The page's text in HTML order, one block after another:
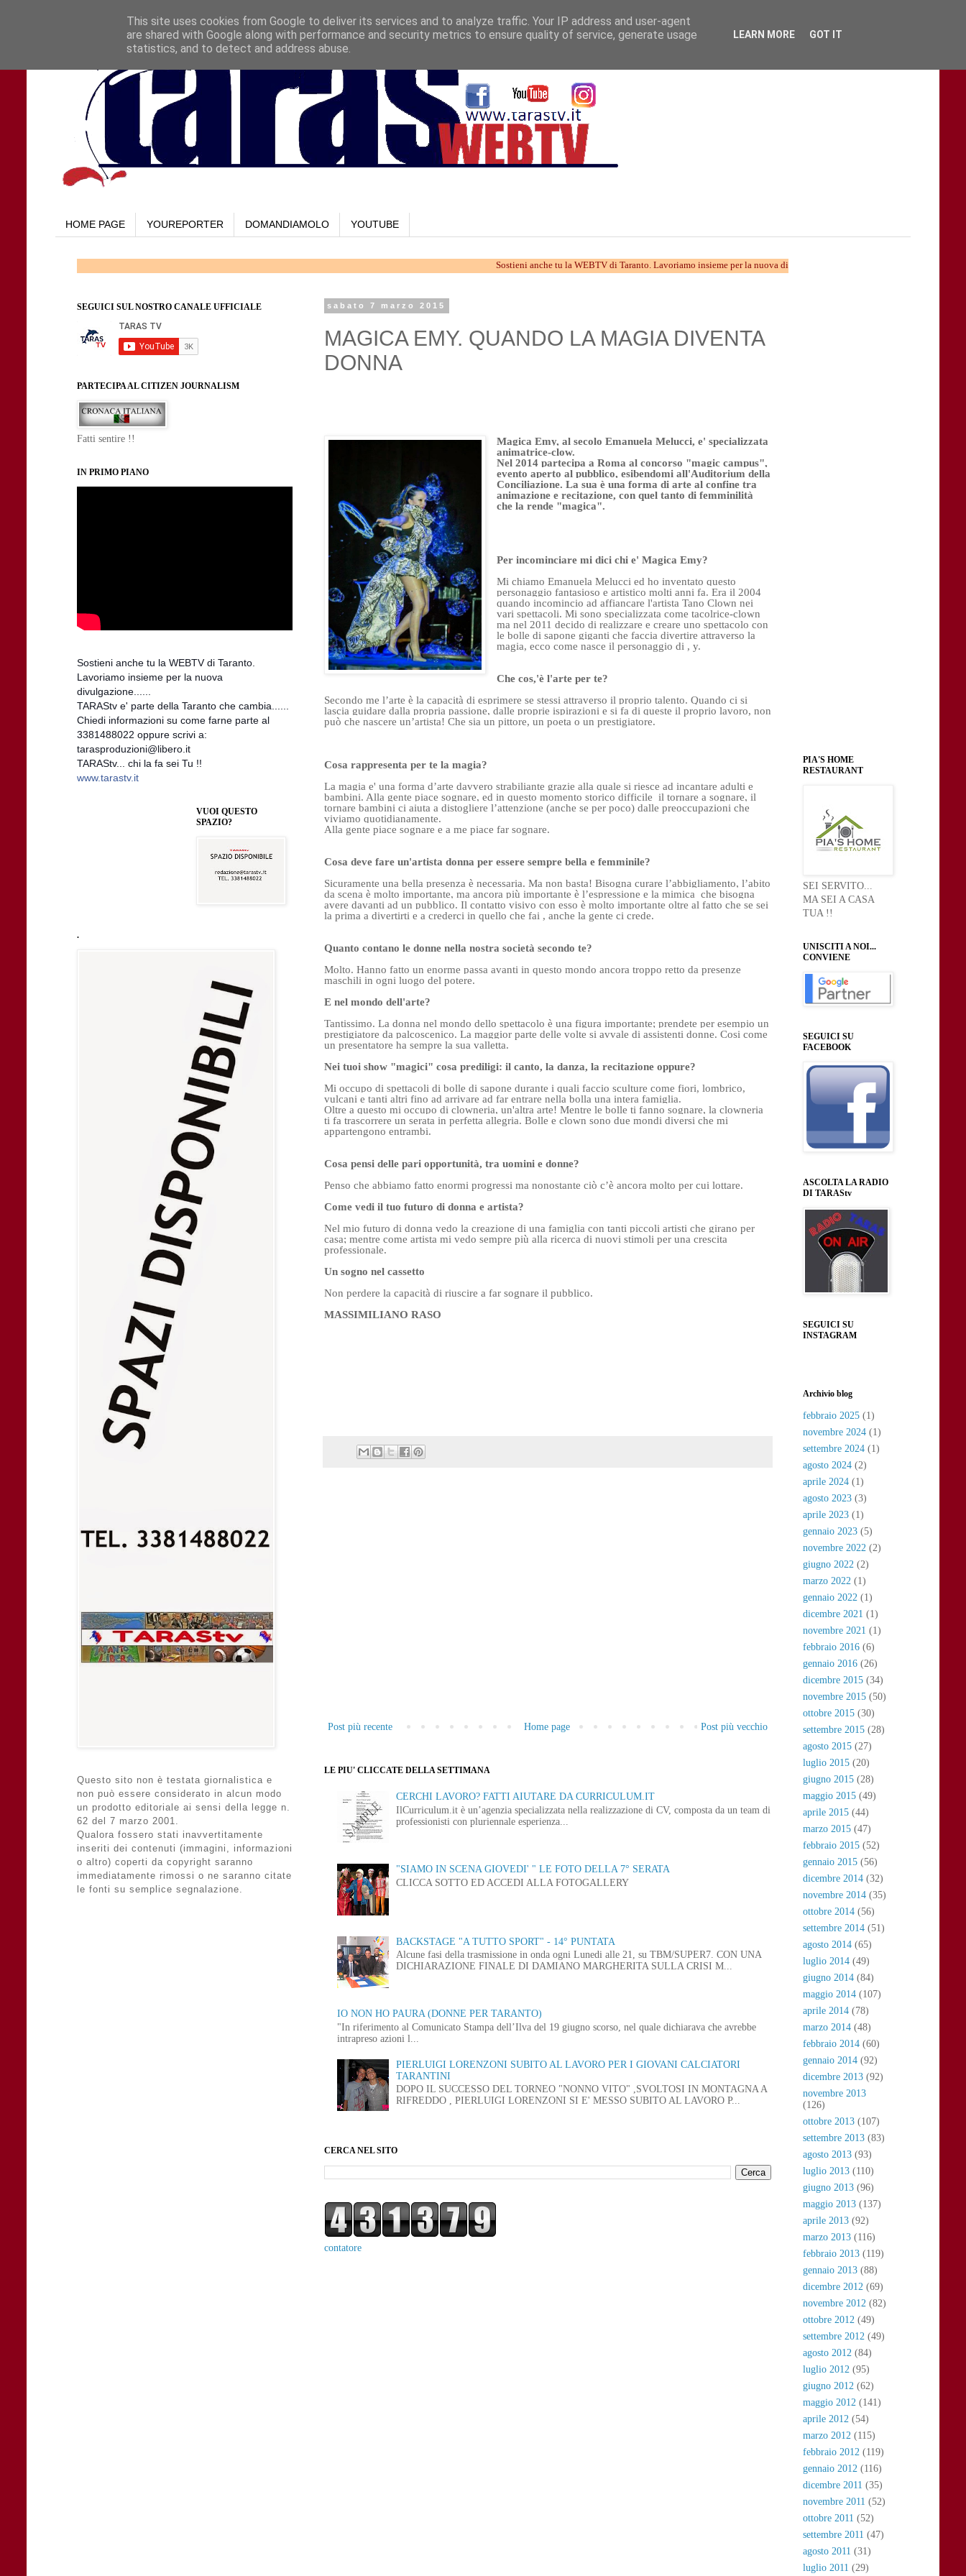
HOME PAGE YOUREPORTER DOMANDIAMOLO YOUTUBE
Sostieni anche tu la WEBTV di Taranto. Lavoriamo insieme per la nuova divulgazione...... TARAStv e' parte della Taranto
sabato 7 marzo 2015
MAGICA EMY. QUANDO LA MAGIA DIVENTA
DONNA
Magica Emy, al secolo Emanuela Melucci, e' specializzata
animatrice-clow.
Nel 2014 partecipa a Roma al concorso "magic campus",
evento aperto al pubblico, esibendomi all'Auditorium della
Conciliazione. La sua è una forma di arte al confine tra
animazione e recitazione, con quel tanto di femminilità
che la rende "magica".
Per incominciare mi dici chi e' Magica Emy?
Mi chiamo Emanuela Melucci ed ho inventato questo
personaggio fantasioso e artistico molti anni fa. Era il 2004
quando incomincio ad affiancare l'artista Tano Clown nei
vari spettacoli. Mi sono specializzata come tacolrice-clown
ma nel 2011 decido di realizzare e creare uno spettacolo con
le bolle di sapone giganti che faccia divertire attraverso la
magia, ecco come nasce il personaggio di , y.
Che cos,'è l'arte per te?
Secondo me l’arte è la capacità di esprimere se stessi attraverso il proprio talento. Quando ci si
lascia guidare dalla propria passione, dalle proprie ispirazioni e si fa di queste il proprio lavoro, non
può che nascere un’artista! Che sia un pittore, un poeta o un prestigiatore.
Cosa rappresenta per te la magia?
La magia e' una forma d’arte davvero strabiliante grazie alla quale si riesce ad incantare adulti e
bambini. Alla gente piace sognare, ed in questo momento storico difficile  il tornare a sognare, il
tornare bambini ci aiuta a distogliere l’attenzione (anche se per poco) dalle preoccupazioni che
viviamo quotidianamente.
Alla gente piace sognare e a me piace far sognare.
Cosa deve fare un'artista donna per essere sempre bella e femminile?
Sicuramente una bella presenza è necessaria. Ma non basta! Bisogna curare l’abbigliamento, l’abito
da scena è molto importante, ma ancora più importante è l’espressione e la mimica  che bisogna
avere davanti ad un pubblico. Il contatto visivo con esso è molto importante oltre al fatto che se sei
la prima a divertirti e a crederci in quello che fai , anche la gente ci crede.
Molto. Hanno fatto un enorme passa avanti in questo mondo ancora troppo retto da presenze
maschili in ogni luogo del potere.
E nel mondo dell'arte?
Tantissimo. La donna nel mondo dello spettacolo è una figura importante; prendete per esempio un
prestigiatore da palcoscenico. La maggior parte delle volte si avvale di assistenti donne. Cosi come
un presentatore ha sempre la sua valletta.
Nei tuoi show "magici" cosa prediligi: il canto, la danza, la recitazione oppure?
Mi occupo di spettacoli di bolle di sapone durante i quali faccio sculture come fiori, lombrico,
vulcani e tanti altri fino ad arrivare ad far entrare nella bolla una intera famiglia.
Oltre a questo mi occupo di clowneria, un'altra arte! Mentre le bolle ti fanno sognare, la clowneria
ti fa trascorrere un serata in perfetta allegria. Bolle e clown sono due mondi diversi che mi
appartengono entrambi.
Cosa pensi delle pari opportunità, tra uomini e donne?
Penso che abbiamo fatto enormi progressi ma nonostante ciò c’è ancora molto per cui lottare.
Come vedi il tuo futuro di donna e artista?
Nel mio futuro di donna vedo la creazione di una famiglia con tanti piccoli artisti che girano per
casa; mentre come artista mi vedo sempre più alla ricerca di nuovi stimoli per una crescita
professionale.
Un sogno nel cassetto
Non perdere la capacità di riuscire a far sognare il pubblico.
MASSIMILIANO RASO
Post più recente Post più vecchio
Home page
LE PIU' CLICCATE DELLA SETTIMANA
CERCHI LAVORO? FATTI AIUTARE DA CURRICULUM.IT
IlCurriculum.it è un’agenzia specializzata nella realizzazione di CV, composta da un team di
professionisti con pluriennale esperienza...
"SIAMO IN SCENA GIOVEDI' " LE FOTO DELLA 7° SERATA
CLICCA SOTTO ED ACCEDI ALLA FOTOGALLERY
BACKSTAGE "A TUTTO SPORT" - 14° PUNTATA
Alcune fasi della trasmissione in onda ogni Lunedi alle 21, su TBM/SUPER7. CON UNA
DICHIARAZIONE FINALE DI DAMIANO MARGHERITA SULLA CRISI M...
IO NON HO PAURA (DONNE PER TARANTO)
"In riferimento al Comunicato Stampa dell’Ilva del 19 giugno scorso, nel quale dichiarava che avrebbe
intrapreso azioni l...
PIERLUIGI LORENZONI SUBITO AL LAVORO PER I GIOVANI CALCIATORI
TARANTINI
DOPO IL SUCCESSO DEL TORNEO "NONNO VITO" ,SVOLTOSI IN MONTAGNA A
RIFREDDO , PIERLUIGI LORENZONI SI E' MESSO SUBITO AL LAVORO P...
CERCA NEL SITO
contatore
SEGUICI SUL NOSTRO CANALE UFFICIALE
PARTECIPA AL CITIZEN JOURNALISM
Fatti sentire !!
IN PRIMO PIANO
Sostieni anche tu la WEBTV di Taranto.
Lavoriamo insieme per la nuova
divulgazione......
TARAStv e' parte della Taranto che cambia......
Chiedi informazioni su come farne parte al
3381488022 oppure scrivi a:
tarasproduzioni@libero.it
TARAStv... chi la fa sei Tu !!
www.tarastv.it
VUOI QUESTO
SPAZIO?
.
Questo sito non è testata giornalistica e
non può essere considerato in alcun modo
un prodotto editoriale ai sensi della legge n.
62 del 7 marzo 2001.
Qualora fossero stati inavvertitamente
inseriti dei contenuti (immagini, informazioni
o altro) coperti da copyright saranno
immediatamente rimossi o ne saranno citate
le fonti su semplice segnalazione.
PIA'S HOME
RESTAURANT
SEI SERVITO...
MA SEI A CASA
TUA !!
UNISCITI A NOI...
CONVIENE
SEGUICI SU
FACEBOOK
ASCOLTA LA RADIO
DI TARAStv
SEGUICI SU
INSTAGRAM
Archivio blog
febbraio 2025 (1)
novembre 2024 (1)
settembre 2024 (1)
agosto 2024 (2)
aprile 2024 (1)
agosto 2023 (3)
aprile 2023 (1)
gennaio 2023 (5)
novembre 2022 (2)
giugno 2022 (2)
marzo 2022 (1)
gennaio 2022 (1)
dicembre 2021 (1)
novembre 2021 (1)
febbraio 2016 (6)
gennaio 2016 (26)
dicembre 2015 (34)
novembre 2015 (50)
ottobre 2015 (30)
settembre 2015 (28)
agosto 2015 (27)
luglio 2015 (20)
giugno 2015 (28)
maggio 2015 (49)
aprile 2015 (44)
marzo 2015 (47)
febbraio 2015 (52)
gennaio 2015 (56)
dicembre 2014 (32)
novembre 2014 (35)
ottobre 2014 (56)
settembre 2014 (51)
agosto 2014 (65)
luglio 2014 (49)
giugno 2014 (84)
maggio 2014 (107)
aprile 2014 (78)
marzo 2014 (48)
febbraio 2014 (60)
gennaio 2014 (92)
dicembre 2013 (92)
novembre 2013
(126)
ottobre 2013 (107)
settembre 2013 (83)
agosto 2013 (93)
luglio 2013 (110)
giugno 2013 (96)
maggio 2013 (137)
aprile 2013 (92)
marzo 2013 (116)
febbraio 2013 (119)
gennaio 2013 (88)
dicembre 2012 (69)
novembre 2012 (82)
ottobre 2012 (49)
settembre 2012 (49)
agosto 2012 (84)
luglio 2012 (95)
giugno 2012 (62)
maggio 2012 (141)
aprile 2012 (54)
marzo 2012 (115)
febbraio 2012 (119)
gennaio 2012 (116)
dicembre 2011 (35)
novembre 2011 (52)
ottobre 2011 (52)
settembre 2011 (47)
agosto 2011 (31)
luglio 2011 (29)
This site uses cookies from Google to deliver its services and to analyze traffic. Your IP address and user-agent
are shared with Google along with performance and security metrics to ensure quality of service, generate usage
statistics, and to detect and address abuse.
LEARN MORE GOT IT